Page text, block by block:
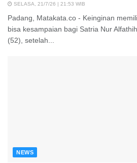
SELASA, 21/7/26 | 21:53 WIB
Padang, Matakata.co - Keinginan
bisa kesampaian bagi Satria Nur
(52), setelah...
NEWS